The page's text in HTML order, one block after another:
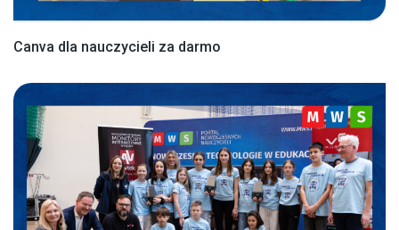
Canva dla nauczycieli za darmo